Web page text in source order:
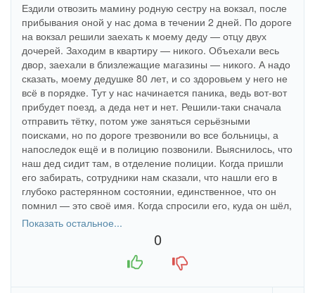
Ездили отвозить мамину родную сестру на вокзал, после
прибывания оной у нас дома в течении 2 дней. По дороге
на вокзал решили заехать к моему деду — отцу двух
дочерей. Заходим в квартиру — никого. Объехали весь
двор, заехали в близлежащие магазины — никого. А надо
сказать, моему дедушке 80 лет, и со здоровьем у него не
всё в порядке. Тут у нас начинается паника, ведь вот-вот
прибудет поезд, а деда нет и нет. Решили-таки сначала
отправить тётку, потом уже заняться серьёзными
поисками, но по дороге трезвонили во все больницы, а
напоследок ещё и в полицию позвонили. Выяснилось, что
наш дед сидит там, в отделение полиции. Когда пришли
его забирать, сотрудники нам сказали, что нашли его в
глубоко растерянном состоянии, единственное, что он
помнил — это своё имя. Когда спросили его, куда он шёл,
он сказал, что шёл (!) в Уфу (город, где он прожил больше
50 лет). В пакете у него нашли сигареты, спички, носки,
носовой платок и ложку для обуви.
Показать остальное...
0